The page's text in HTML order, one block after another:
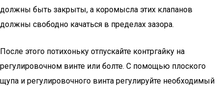
должны быть закрыты, а коромысла этих клапанов
должны свободно качаться в пределах зазора.
После этого потихоньку отпускайте контргайку на
регулировочном винте или болте. С помощью плоского
щупа и регулировочного винта регулируйте необходимый